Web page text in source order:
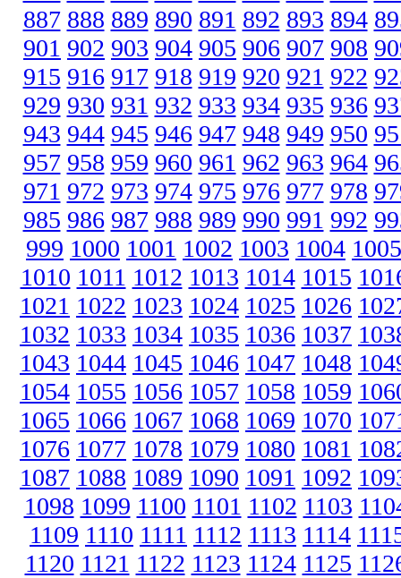
887 888 889 890 891 892 893 894
901 902 903 904 905 906 907 908
915 916 917 918 919 920 921 922
929 930 931 932 933 934 935 936
943 944 945 946 947 948 949 950
957 958 959 960 961 962 963 964
971 972 973 974 975 976 977 978
985 986 987 988 989 990 991 992
999 1000 1001 1002 1003 1004 1005
1010 1011 1012 1013 1014 1015
1021 1022 1023 1024 1025 1026
1032 1033 1034 1035 1036 1037
1043 1044 1045 1046 1047 1048
1054 1055 1056 1057 1058 1059
1065 1066 1067 1068 1069 1070
1076 1077 1078 1079 1080 1081
1087 1088 1089 1090 1091 1092
1098 1099 1100 1101 1102 1103
1109 1110 1111 1112 1113 1114
1120 1121 1122 1123 1124 1125